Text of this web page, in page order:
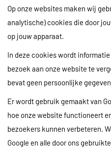
Op onze websites maken wij
analytische) cookies die door
op jouw apparaat.
In deze cookies wordt
bezoek aan onze website te
bevat geen persoonlijke
Er wordt gebruik gemaakt van
hoe onze website functioneert
bezoekers kunnen verbeteren.
Google en alle door ons